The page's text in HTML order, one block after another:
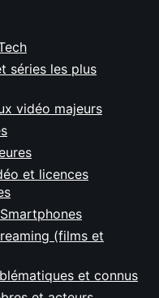
séries les plus
vidéo majeurs
et licences
(films et
et connus